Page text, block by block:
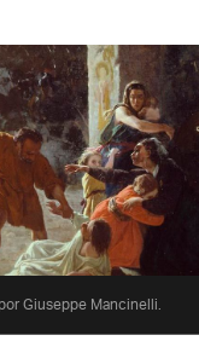
Giuseppe Mancinelli.